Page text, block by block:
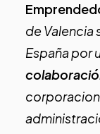
de Valencia
España por